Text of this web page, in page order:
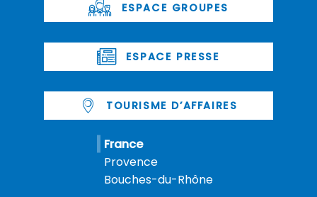
ESPACE GROUPES
ESPACE PRESSE
TOURISME D’AFFAIRES
France
Provence
Bouches-du-Rhône